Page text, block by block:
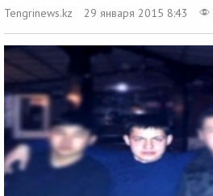
Tengrinews.kz
29 января 2015 8:43